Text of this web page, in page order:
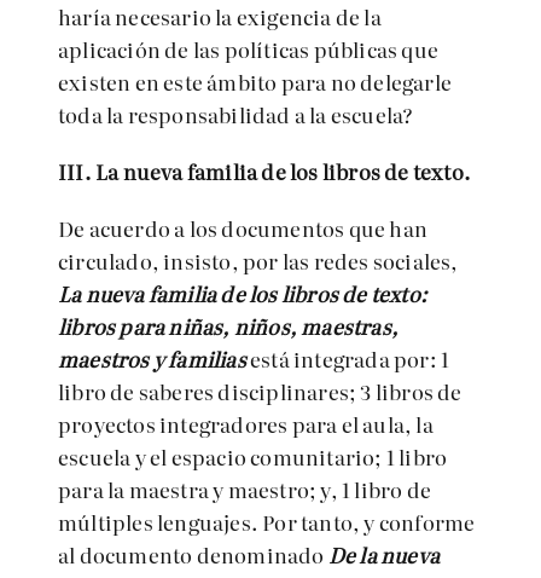
haría necesario la exigencia de la
aplicación de las políticas públicas que
existen en este ámbito para no delegarle
toda la responsabilidad a la escuela?
III. La nueva familia de los libros de texto.
De acuerdo a los documentos que han
circulado, insisto, por las redes sociales,
La nueva familia de los libros de texto:
libros para niñas, niños, maestras,
maestros y familiasestá integrada por: 1
libro de saberes disciplinares; 3 libros de
proyectos integradores para el aula, la
escuela y el espacio comunitario; 1 libro
para la maestra y maestro; y, 1 libro de
múltiples lenguajes. Por tanto, y conforme
al documento denominado De la nueva